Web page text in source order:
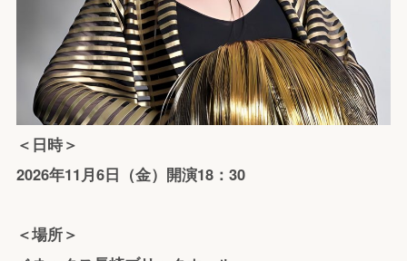
＜日時＞
2026年11月6日（金）開演18：30
＜場所＞